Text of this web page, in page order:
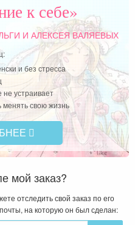
к себе»
И АЛЕКСЕЯ ВАЛЯЕВЫХ
и без стресса
не устраивает
менять свою жизнь
мой заказ?
отследить свой заказ по его
на которую он был сделан: